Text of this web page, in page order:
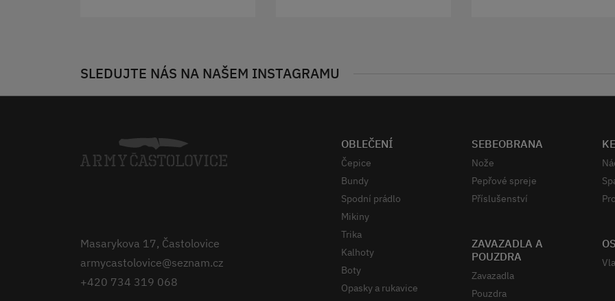
SLEDUJTE NÁS NA NAŠEM INSTAGRAMU
Masarykova 17, Častolovice
armycastolovice@seznam.cz
+420 734 319 068
OBLEČENÍ
Čepice
Bundy
Spodní prádlo
Mikiny
Trika
Kalhoty
Boty
Opasky a rukavice
SEBEOBRANA
Nože
Pepřové spreje
Příslušenství
ZAVAZADLA A
POUZDRA
Zavazadla
Pouzdra